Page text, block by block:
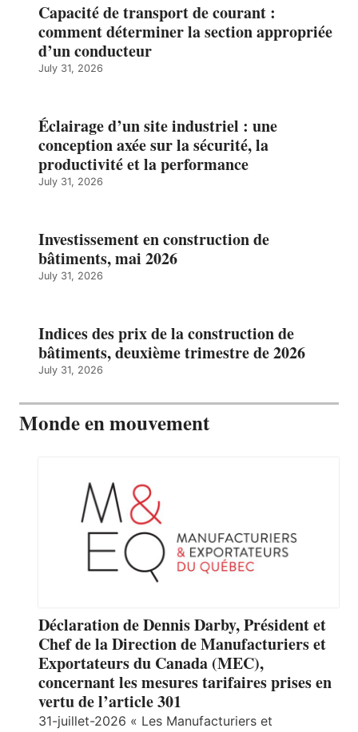
Capacité de transport de courant :
comment déterminer la section appropriée
d’un conducteur
July 31, 2026
Éclairage d’un site industriel : une
conception axée sur la sécurité, la
productivité et la performance
July 31, 2026
Investissement en construction de
bâtiments, mai 2026
July 31, 2026
Indices des prix de la construction de
bâtiments, deuxième trimestre de 2026
July 31, 2026
Monde en mouvement
Déclaration de Dennis Darby, Président et
Chef de la Direction de Manufacturiers et
Exportateurs du Canada (MEC),
concernant les mesures tarifaires prises en
vertu de l’article 301
31-juillet-2026 « Les Manufacturiers et